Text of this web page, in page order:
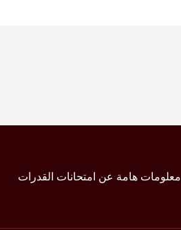
معلومات هامة عن امتحانات القدرات